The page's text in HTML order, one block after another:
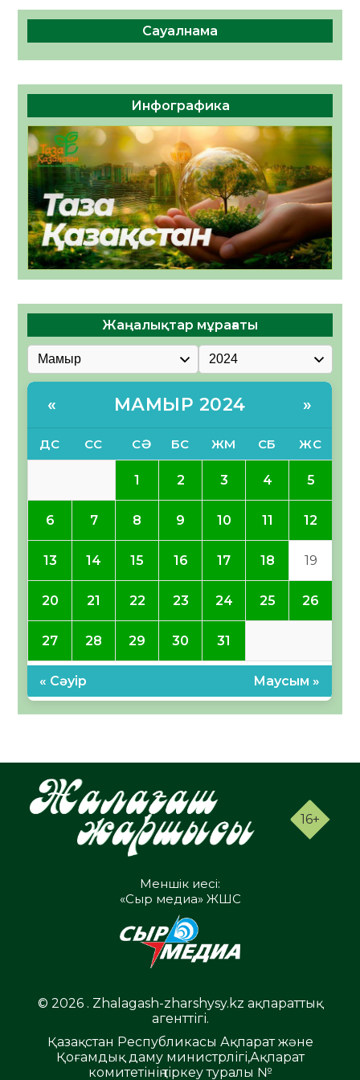
Сауалнама
Инфографика
Жаңалықтар мұрағаты
« МАМЫР 2024 »
ДС СС СӘ БС ЖМ СБ ЖС
1 2 3 4 5
6 7 8 9 10 11 12
13 14 15 16 17 18 19
20 21 22 23 24 25 26
27 28 29 30 31
« Сәуір Маусым »
16+
Меншік иесі:
«Сыр медиа» ЖШС
© 2026 . Zhalagash-zharshysy.kz ақпараттық
агенттігі.
Қазақстан Республикасы Ақпарат және
Қоғамдық даму министрлігі,Ақпарат
комитетінің тіркеу туралы №